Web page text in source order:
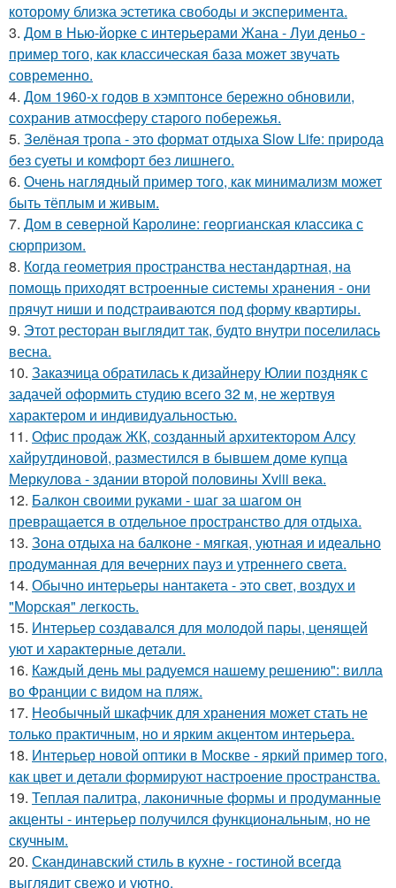
которому близка эстетика свободы и эксперимента.
3. Дом в Нью-йорке с интерьерами Жана - Луи деньо -
пример того, как классическая база может звучать
современно.
4. Дом 1960-х годов в хэмптонсе бережно обновили,
сохранив атмосферу старого побережья.
5. Зелёная тропа - это формат отдыха Slow Life: природа
без суеты и комфорт без лишнего.
6. Очень наглядный пример того, как минимализм может
быть тёплым и живым.
7. Дом в северной Каролине: георгианская классика с
сюрпризом.
8. Когда геометрия пространства нестандартная, на
помощь приходят встроенные системы хранения - они
прячут ниши и подстраиваются под форму квартиры.
9. Этот ресторан выглядит так, будто внутри поселилась
весна.
10. Заказчица обратилась к дизайнеру Юлии поздняк с
задачей оформить студию всего 32 м, не жертвуя
характером и индивидуальностью.
11. Офис продаж ЖК, созданный архитектором Алсу
хайрутдиновой, разместился в бывшем доме купца
Меркулова - здании второй половины Xviii века.
12. Балкон своими руками - шаг за шагом он
превращается в отдельное пространство для отдыха.
13. Зона отдыха на балконе - мягкая, уютная и идеально
продуманная для вечерних пауз и утреннего света.
14. Обычно интерьеры нантакета - это свет, воздух и
"Морская" легкость.
15. Интерьер создавался для молодой пары, ценящей
уют и характерные детали.
16. Каждый день мы радуемся нашему решению": вилла
во Франции с видом на пляж.
17. Необычный шкафчик для хранения может стать не
только практичным, но и ярким акцентом интерьера.
18. Интерьер новой оптики в Москве - яркий пример того,
как цвет и детали формируют настроение пространства.
19. Теплая палитра, лаконичные формы и продуманные
акценты - интерьер получился функциональным, но не
скучным.
20. Скандинавский стиль в кухне - гостиной всегда
выглядит свежо и уютно.